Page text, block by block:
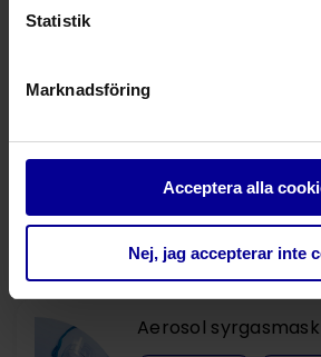
Statistik
Marknadsföring
Acceptera alla
Nej, jag accepterar inte
Marshall Classic
Andning
Marshall Visionary®
andningsballonger
Andning vid första hjälpen
Andning vid första hjälpen
Aerosol syrgasmask